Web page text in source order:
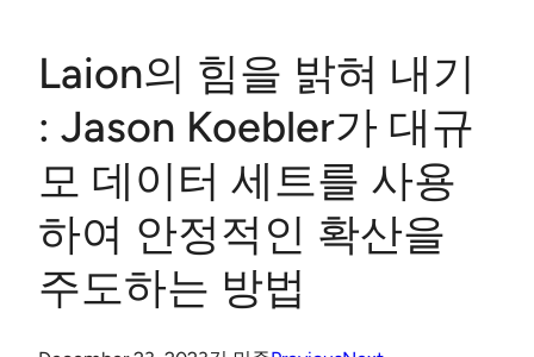
Laion의 힘을 밝혀 내기
: Jason Koebler가 대규
모 데이터 세트를 사용
하여 안정적인 확산을
주도하는 방법